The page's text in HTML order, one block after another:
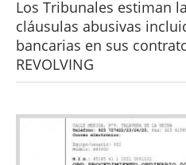
Los Tribunales estiman
cláusulas abusivas
bancarias en sus
REVOLVING